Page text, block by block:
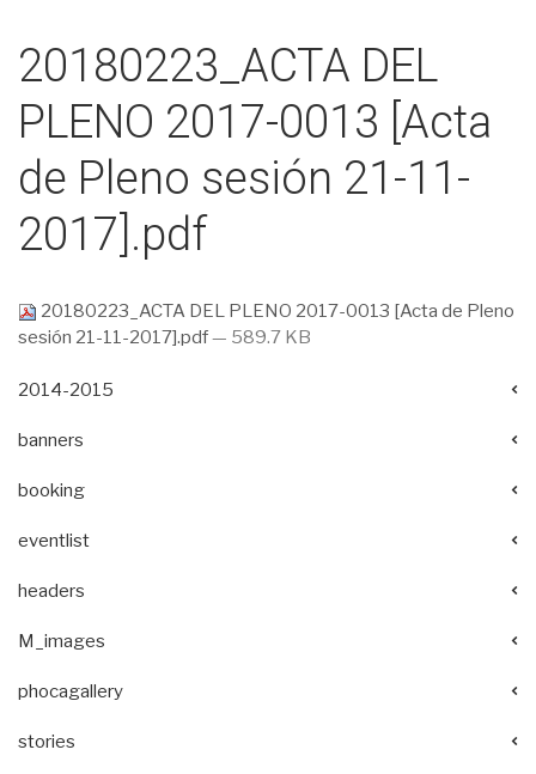
20180223_ACTA DEL
PLENO 2017-0013 [Acta
de Pleno sesión 21-11-
2017].pdf
20180223_ACTA DEL PLENO 2017-0013 [Acta de Pleno
sesión 21-11-2017].pdf— 589.7 KB
2014-2015
banners
booking
eventlist
headers
M_images
phocagallery
stories